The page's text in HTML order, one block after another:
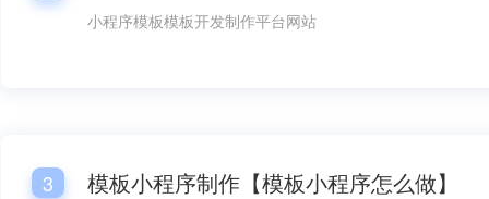
小程序模板模板开发制作平台网站
3 模板小程序制作【模板小程序怎么做】